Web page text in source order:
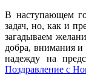
В наступающем
задач, но, как и
загадываем
добра, внимания и
надежду на
Поздравление с